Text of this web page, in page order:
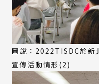
圖說：2022TISDC於新
宣傳活動情形(2)